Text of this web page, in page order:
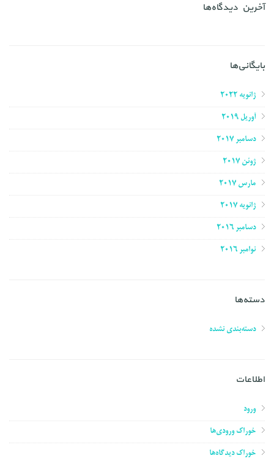
آخرین دیدگاه‌ها
بایگانی‌ها
ژانویه 2022
آوریل 2019
دسامبر 2017
ژوئن 2017
مارس 2017
ژانویه 2017
دسامبر 2016
نوامبر 2016
دسته‌ها
دسته‌بندی نشده
اطلاعات
ورود
خوراک ورودی‌ها
خوراک دیدگاه‌ها